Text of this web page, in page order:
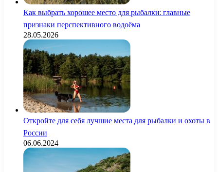
Как выбрать хорошее место для рыбалки: главные
признаки перспективного водоёма
28.05.2026
Откройте для себя лучшие места для рыбалки и охоты в
России
06.06.2024